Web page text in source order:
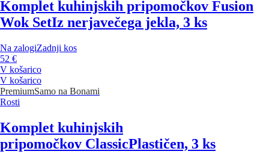
Komplet kuhinjskih pripomočkov Fusion
Wok SetIz nerjavečega jekla, 3 ks
Na zalogiZadnji kos
52 €
V košarico
V košarico
PremiumSamo na Bonami
Rosti
Komplet kuhinjskih
pripomočkov ClassicPlastičen, 3 ks